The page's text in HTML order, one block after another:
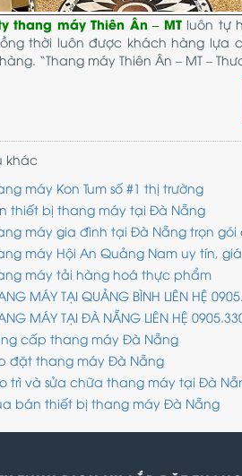
thang máy Thiên Ân – MT luôn tự
thời luôn được khách hàng
“Thang máy Thiên Ân – MT –
khác
máy Kon Tum số #1 thị trường
thiết bị thang máy tại Đà Nẵng
máy gia đình tại Đà Nẵng trọn
máy Hội An Quảng Nam uy tín,
máy tải hàng hoá thực phẩm
MÁY TẠI QUẢNG BÌNH LIÊN HỆ
MÁY TẠI ĐÀ NẴNG LIÊN HỆ
cấp thang máy Đà Nẵng
đặt thang máy Đà Nẵng
trì và sửa chữa thang máy tại Đà
bán thiết bị thang máy Đà Nẵng